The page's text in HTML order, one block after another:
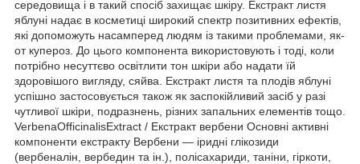
середовища і в такий спосіб захищає шкіру. Екстракт листя
яблуні надає в косметиці широкий спектр позитивних ефектів,
які допоможуть насамперед людям із такими проблемами, як-
от купероз. До цього компонента використовують і тоді, коли
потрібно несуттєво освітлити тон шкіри або надати їй
здоровішого вигляду, сяйва. Екстракт листя та плодів яблуні
успішно застосовується також як заспокійливий засіб у разі
чутливої шкіри, подразнень, різних запальних елементів тощо.
VerbenaOfficinalisExtract / Екстракт вербени Основні активні
компоненти екстракту Вербени — іридні глікозиди
(вербеналін, вербедин та ін.), полісахариди, таніни, гіркоти,